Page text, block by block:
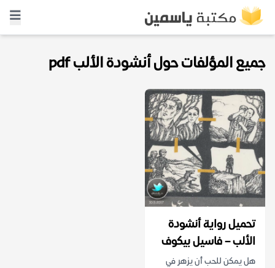
جميع المؤلفات حول أنشودة الألب pdf
تحميل رواية أنشودة
الألب – فاسيل بيكوف
هل يمكن للحب أن يزهر في